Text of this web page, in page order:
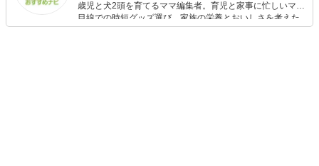
歳児と犬2頭を育てるママ編集者。育児と家事に忙しいママ
目線での時短グッズ選び、家族の栄養とおいしさを考えた
食品選び、束の間のリラックスタイムを楽しむためのスイ